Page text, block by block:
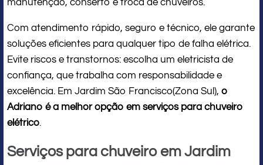
manutenção, conserto e troca de chuveiros.
Com atendimento rápido, seguro e técnico, ele garante
soluções eficientes para qualquer tipo de falha elétrica.
Evite riscos e transtornos: escolha um eletricista de
confiança, que trabalha com responsabilidade e
excelência. Em Jardim São Francisco(Zona Sul), o
Adriano é a melhor opção em serviços para chuveiro
elétrico.
Serviços para chuveiro em Jardim